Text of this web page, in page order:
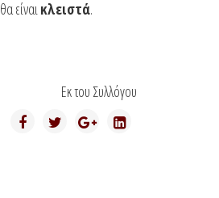
θα είναικλειστά.
Εκ του Συλλόγου